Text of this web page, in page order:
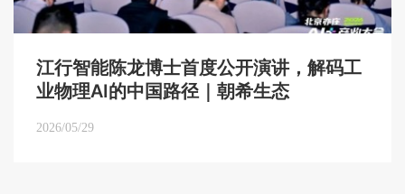
江行智能陈龙博士首度公开演讲，解码工
业物理AI的中国路径｜朝希生态
2026/05/29